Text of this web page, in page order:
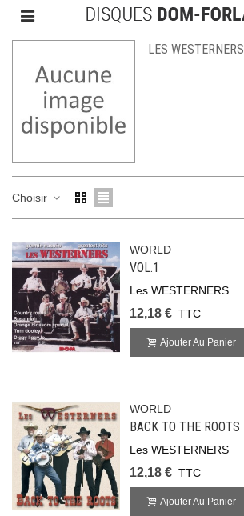
LES WESTERNERS
Choisir
WORLD
VOL.1
Les WESTERNERS
12,18 € TTC
Ajouter Au Panier
WORLD
BACK TO THE ROOTS
Les WESTERNERS
12,18 € TTC
Ajouter Au Panier